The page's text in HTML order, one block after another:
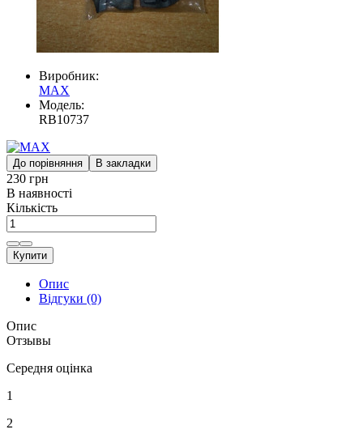
Виробник:
MAX
Модель:
RB10737
До порівняння В закладки
230 грн
В наявності
Кількість
Купити
Опис
Відгуки (0)
Опис
Отзывы
Середня оцінка
1
2